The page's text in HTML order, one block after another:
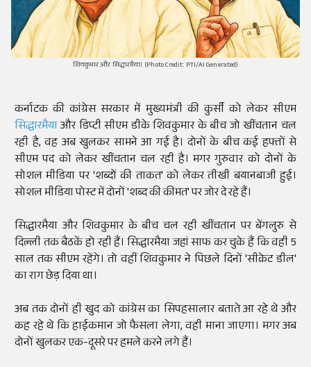
शिवकुमार और सिद्धारमैया। (Photo Credit: PTI/AI Generated)
कर्नाटक की कांग्रेस सरकार में मुख्यमंत्री की कुर्सी को लेकर सीएम
सिद्धारमैयाऔर डिप्टी सीएम डीके शिवकुमार के बीच जो खींचतान चल
रही है, वह अब खुलकर सामने आ गई है। दोनों के बीच कई हफ्तों से
सीएम पद को लेकर खींचतान चल रही है। मगर गुरुवार को दोनों के
सोशल मीडिया पर 'शब्दों की ताकत' को लेकर तीखी बयानबाजी हुई।
सोशल मीडिया पोस्ट में दोनों 'शब्द की कीमत' पर जोर दे रहे हैं।
सिद्धारमैया और शिवकुमार के बीच चल रही खींचतान पर बेंगलुरु से
दिल्ली तक बैठकें हो रही हैं। सिद्धारमैया जहां साफ कर चुके हैं कि वही 5
साल तक सीएम रहेंगे। तो वहीं शिवकुमार ने पिछले दिनों 'सीक्रेट डील'
का राग छेड़ दिया था।
अब तक दोनों ही खुद को कांग्रेस का सिपहसालार बताते आ रहे थे और
कह रहे थे कि हाईकमान जो फैसला लेगा, वही माना जाएगा। मगर अब
दोनों खुलकर एक-दूसरे पर हमले करने लगे हैं।